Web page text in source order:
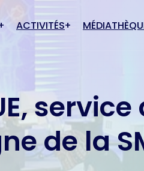
Conditions d'adhésion
Inscription
ACTIVITÉS
Actualités
Évènements à venir
Anciens évènements
Galerie
Cours
Posters
service
de la